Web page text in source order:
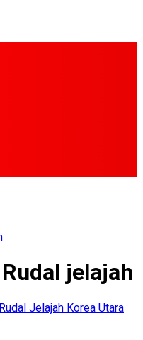
jelajah